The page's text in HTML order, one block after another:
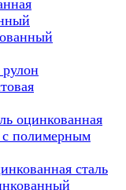
оцинкованная
с полимерным
сталь